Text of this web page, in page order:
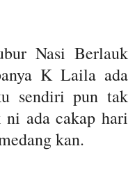
Nasi Berlauk
K Laila ada
sendiri pun tak
ni ada cakap hari
kan.